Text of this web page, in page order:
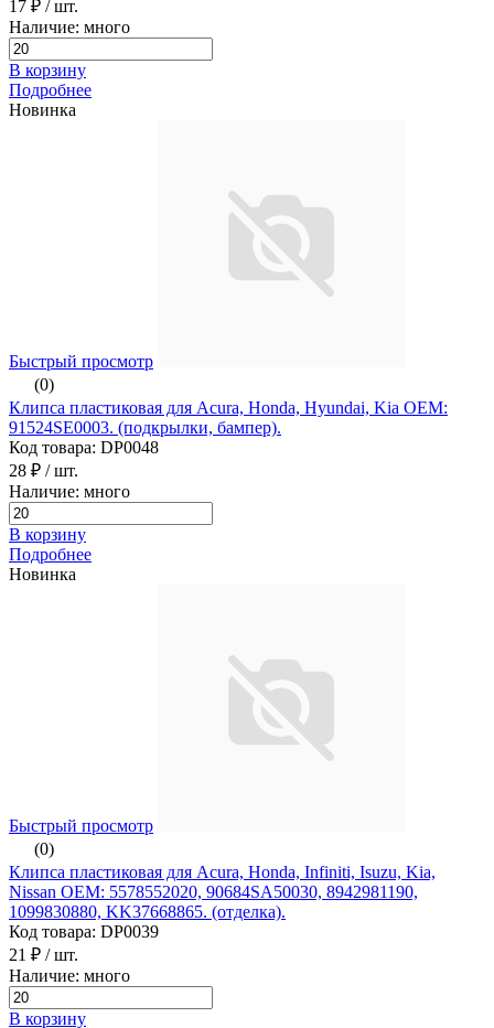
17 ₽ / шт.
Наличие: много
В корзину
Подробнее
Новинка
Быстрый просмотр
(0)
Клипса пластиковая для Acura, Honda, Hyundai, Kia ОЕМ:
91524SE0003. (подкрылки, бампер).
Код товара: DP0048
28 ₽ / шт.
Наличие: много
В корзину
Подробнее
Новинка
Быстрый просмотр
(0)
Клипса пластиковая для Acura, Honda, Infiniti, Isuzu, Kia,
Nissan ОЕМ: 5578552020, 90684SA50030, 8942981190,
1099830880, KK37668865. (отделка).
Код товара: DP0039
21 ₽ / шт.
Наличие: много
В корзину